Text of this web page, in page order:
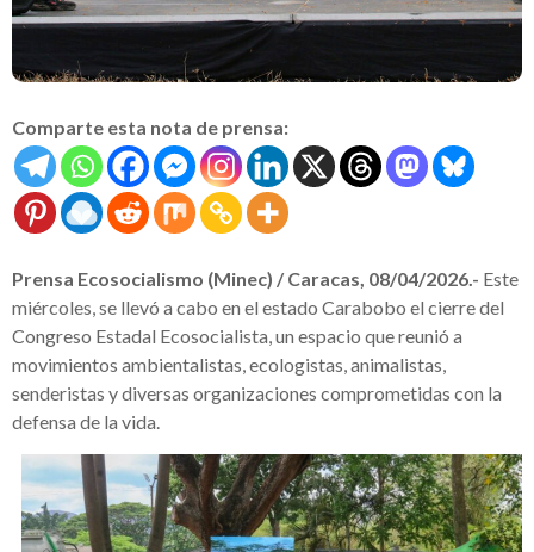
Comparte esta nota de prensa:
Prensa Ecosocialismo (Minec) / Caracas, 08/04/2026.- Este
miércoles, se llevó a cabo en el estado Carabobo el cierre del
Congreso Estadal Ecosocialista, un espacio que reunió a
movimientos ambientalistas, ecologistas, animalistas,
senderistas y diversas organizaciones comprometidas con la
defensa de la vida.